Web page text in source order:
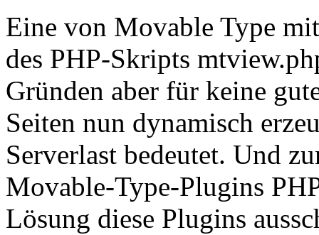
Eine von Movable Type
des PHP-Skripts
Gründen aber für keine
Seiten nun dynamisch
Serverlast bedeutet. Und
Movable-Type-Plugins
Lösung diese Plugins